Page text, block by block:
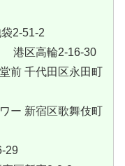
2-51-2
区高輪2‐16‐30
前 千代田区永田町
ー 新宿区歌舞伎町
29